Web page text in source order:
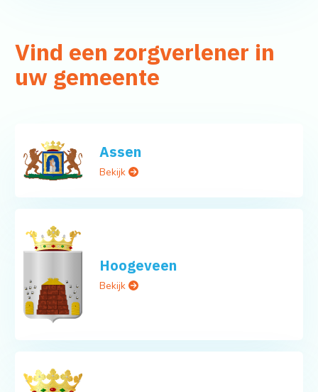
Vind een zorgverlener in
uw gemeente
Assen
Bekijk
Hoogeveen
Bekijk